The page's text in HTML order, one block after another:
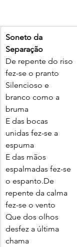
Soneto da
Separação
De repente do riso
fez-se o pranto
Silencioso e
branco como a
bruma
E das bocas
unidas fez-se a
espuma
E das mãos
espalmadas fez-se
o espanto.De
repente da calma
fez-se o vento
Que dos olhos
desfez a última
chama